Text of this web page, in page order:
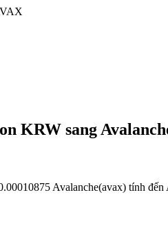
KRW sang
Avalanche(avax) tính đến